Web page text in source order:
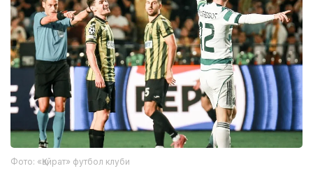
Фото: «Қайрат» футбол клуби